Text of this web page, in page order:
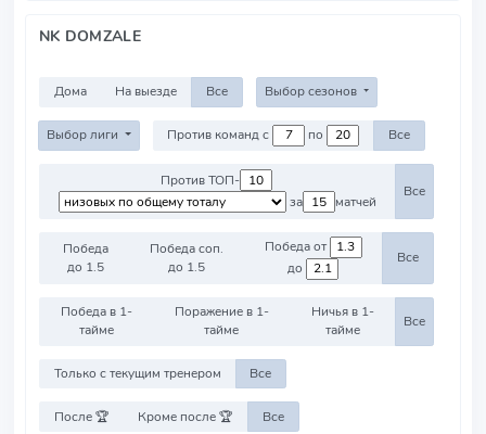
NK DOMZALE
Дома На выезде Все Выбор сезонов
Выбор лиги Против команд с по Все
Против ТОП-
за
матчей
Все
Победа
до 1.5
Победа соп.
до 1.5
Победа от
до
Все
Победа в 1-
тайме
Поражение в 1-
тайме
Ничья в 1-
тайме
Все
Только с текущим тренером Все
После 🏆 Кроме после 🏆 Все